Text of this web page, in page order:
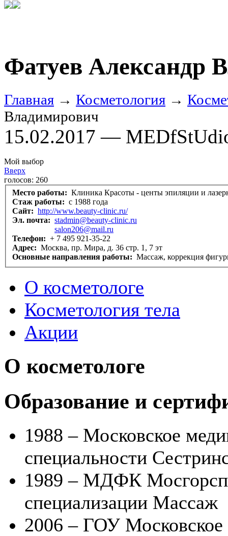
Фатуев Александр
Главная → Косметология →
Владимирович
15.02.2017 —
Мой выбор
Вверх
голосов: 260
Место работы: Клиника Красоты - центы эпиляции и
Стаж работы: с 1988 года
Сайт: http://www.beauty-clinic.ru/
Эл. почта: stadmin@beauty-clinic.ru
salon206@mail.ru
Телефон: + 7 495 921-35-22
Адрес: Москва, пр. Мира, д. 36 стр. 1, 7 эт
Основные направления работы: Массаж, коррекция
О косметологе
Косметология тела
Акции
О косметологе
Образование и
1988 – Московское
специальности
1989 – МДФК
специализации Массаж
2006 – ГОУ